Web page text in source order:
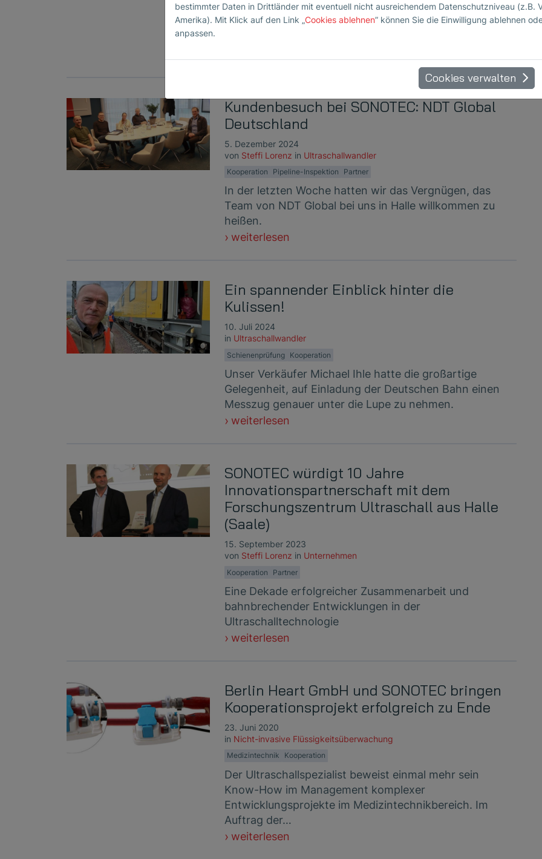
In den letzten Wochen war unser Kollege Michael Ihle
unterwegs, um unsere Kundenbeziehungen weiter zu
Kundenbesuch bei SONOTEC: NDT Global
Deutschland
5. Dezember 2024
von Steffi Lorenz in Ultraschallwandler
Kooperation Pipeline-Inspektion Partner
In der letzten Woche hatten wir das Vergnügen, das
Team von NDT Global bei uns in Halle willkommen zu
heißen.
weiterlesen
Ein spannender Einblick hinter die
Kulissen!
10. Juli 2024
in Ultraschallwandler
Schienenprüfung Kooperation
Unser Verkäufer Michael Ihle hatte die großartige
Gelegenheit, auf Einladung der Deutschen Bahn einen
Messzug genauer unter die Lupe zu nehmen.
weiterlesen
SONOTEC würdigt 10 Jahre
Innovationspartnerschaft mit dem
Forschungszentrum Ultraschall aus Halle
(Saale)
15. September 2023
von Steffi Lorenz in Unternehmen
Kooperation Partner
Eine Dekade erfolgreicher Zusammenarbeit und
bahnbrechender Entwicklungen in der
Ultraschalltechnologie
weiterlesen
Berlin Heart GmbH und SONOTEC bringen
Kooperationsprojekt erfolgreich zu Ende
23. Juni 2020
in Nicht-invasive Flüssigkeitsüberwachung
Medizintechnik Kooperation
Der Ultraschallspezialist beweist einmal mehr sein
Know-How im Management komplexer
Entwicklungsprojekte im Medizintechnikbereich. Im
Auftrag der…
weiterlesen
bestimmter Daten in Drittländer mit eventuell nicht ausreichendem Datenschutzniveau (z.B.
Amerika). Mit Klick auf den Link „Cookies ablehnen” können Sie die Einwilligung ablehnen
anpassen.
Cookies verwalten